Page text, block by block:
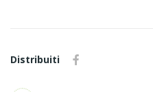
Distribuiti